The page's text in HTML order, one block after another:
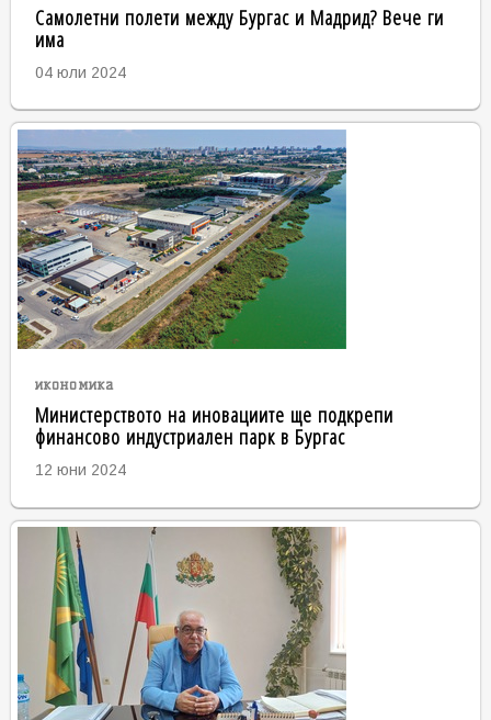
Самолетни полети между Бургас и Мадрид? Вече ги
има
04 юли 2024
икономика
Министерството на иновациите ще подкрепи
финансово индустриален парк в Бургас
12 юни 2024